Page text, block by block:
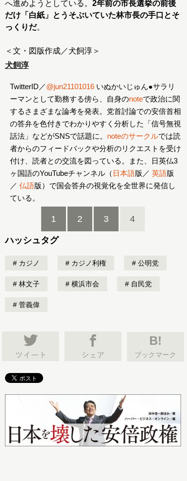
へ進めようとしている。 2年前の市長選挙の前後
だけ「白紙」とうそぶいていた林市長の手口とそ
っくりだ。
＜文・図版作成／犬飼淳＞
犬飼淳
TwitterID／@jun21101016 いぬかいじゅん●サラリ
ーマンとして勤務する傍ら、自身のnoteで政治に関
するさまざまな論考を発表。党首討論での安倍首相
の答弁を色付きでわかりやすく分析した「信号無視
話法」などがSNSで話題に。 noteのサークルでは読
者からのフィードバックや分析のリクエストを受け
付け、読者との交流を図っている。また、日英仏3
ヶ国語のYouTubeチャンネル（ 日本語版／ 英語版
／ 仏語版）で国会答弁の視覚化を全世界に発信し
ている。
1 2 3 4
ハッシュタグ
カジノ カジノ利権 公明党
林文子 横浜市会 自民党
菅義偉
B!
ブックマーク